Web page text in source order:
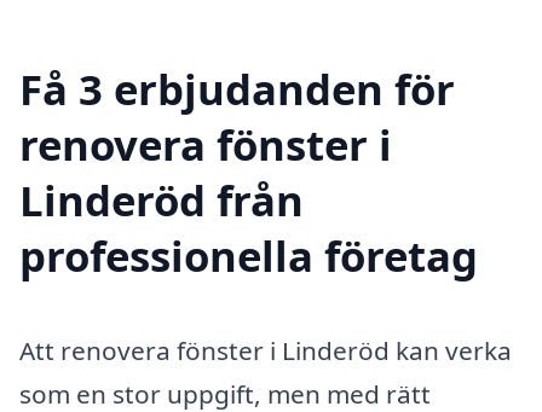
Få 3 erbjudanden för
renovera fönster i
Linderöd från
professionella företag
Att renovera fönster i Linderöd kan verka
som en stor uppgift, men med rätt